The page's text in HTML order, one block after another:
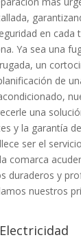
en cada
Ya sea una
un
de
una
y la garantía
ser el
comarca
duraderos y
nuestros